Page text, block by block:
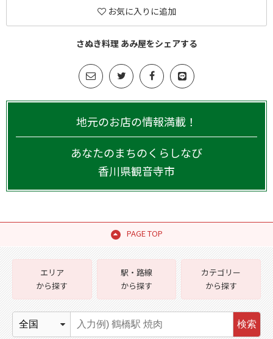
お気に入りに追加
さぬき料理 あみ屋をシェアする
地元のお店の情報満載！
あなたのまちのくらしなび
香川県観音寺市
PAGE TOP
エリア
から探す
駅・路線
から探す
カテゴリー
から探す
検索